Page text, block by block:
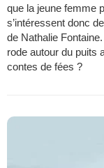
que la jeune femme
s’intéressent donc
de Nathalie
rode autour du puits
contes de fées ?